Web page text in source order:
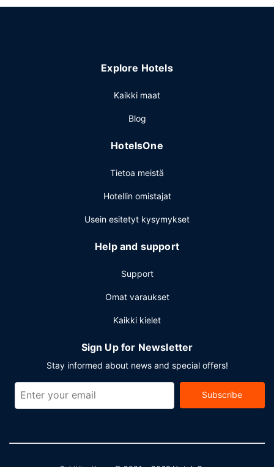
Muut mukavuudet
Explore Hotels
Kaikki maat
Blog
HotelsOne
Tietoa meistä
Hotellin omistajat
Usein esitetyt kysymykset
Help and support
Support
Omat varaukset
Kaikki kielet
Sign Up for Newsletter
Stay informed about news and special offers!
Subscribe